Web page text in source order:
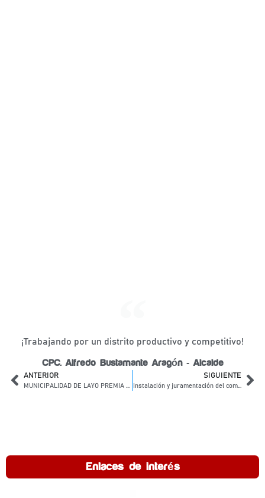
¡Trabajando por un distrito productivo y competitivo!
CPC. Alfredo Bustamante Aragón - Alcalde
ANTERIOR
MUNICIPALIDAD DE LAYO PREMIA GANADORES DEL DESFILE CÍVICO INTERCOMUNIDADES POR ANIVERSARIO
SIGUIENTE
Instalación y juramentación del comité provincial de seguridad ciudadana
Enlaces de interés